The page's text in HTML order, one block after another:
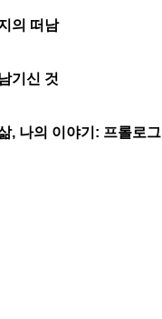
의 떠남
기신 것
, 나의 이야기: 프롤로그